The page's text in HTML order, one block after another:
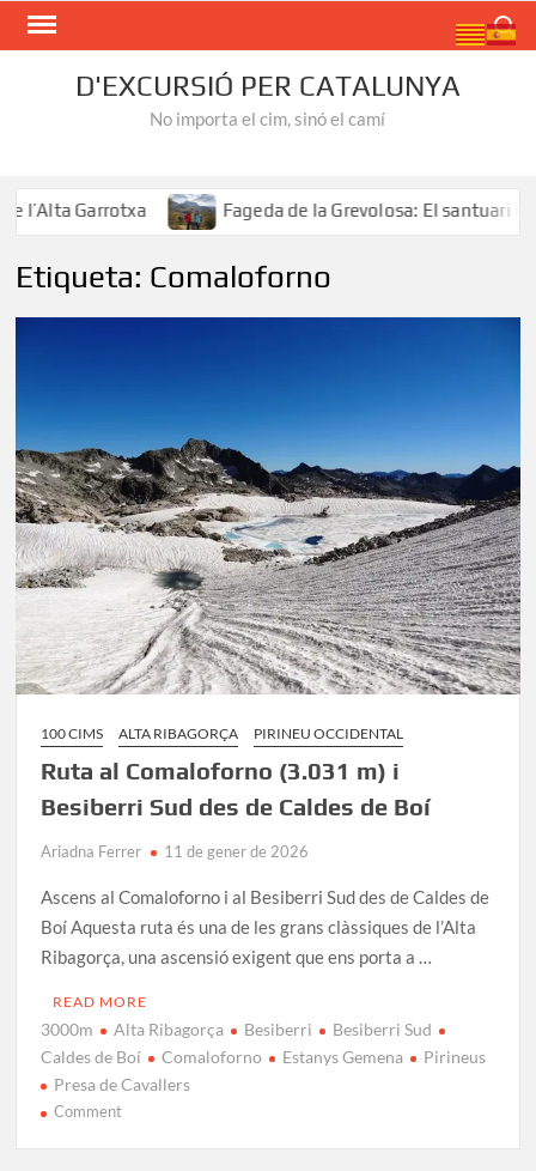
Skip
D'EXCURSIÓ PER CATALUNYA
No importa el cim, sinó el camí
Garrotxa Fageda de la Grevolosa: El santuari dels
Etiqueta: Comaloforno
100 CIMS ALTA RIBAGORÇA PIRINEU OCCIDENTAL
Ruta al Comaloforno (3.031 m) i
Besiberri Sud des de Caldes de Boí
Ariadna Ferrer 11 de gener de 2026
Ascens al Comaloforno i al Besiberri Sud des de Caldes de
Boí Aquesta ruta és una de les grans clàssiques de l’Alta
Ribagorça, una ascensió exigent que ens porta a …
READ MORE
3000m Alta Ribagorça Besiberri
Besiberri Sud
Caldes de Boí
Comaloforno Estanys Gemena
Pirineus
Presa de Cavallers
Commenton